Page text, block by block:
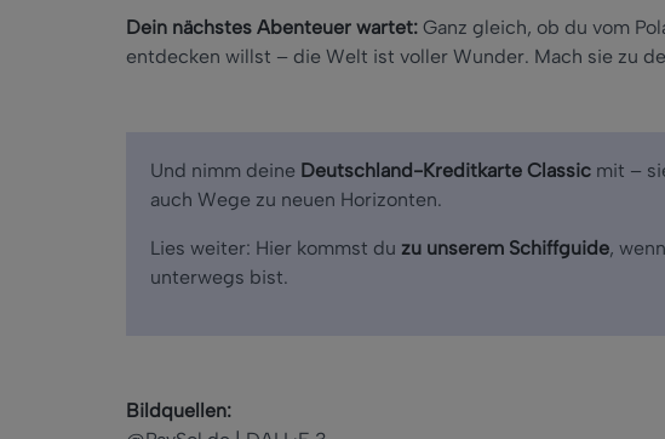
Dein nächstes Abenteuer wartet: Ganz gleich, ob du vom
entdecken willst – die Welt ist voller Wunder. Mach sie zu
Und nimm deine Deutschland-Kreditkarte Classic mit –
auch Wege zu neuen Horizonten.
Lies weiter: Hier kommst du zu unserem Schiffguide,
unterwegs bist.
Bildquellen: